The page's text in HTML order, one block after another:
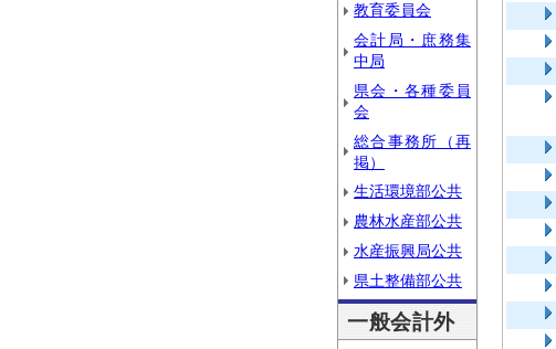
教育委員会
会計局・庶務集
中局
県会・各種委員
会
総合事務所（再
掲）
生活環境部公共
農林水産部公共
水産振興局公共
県土整備部公共
一般会計外